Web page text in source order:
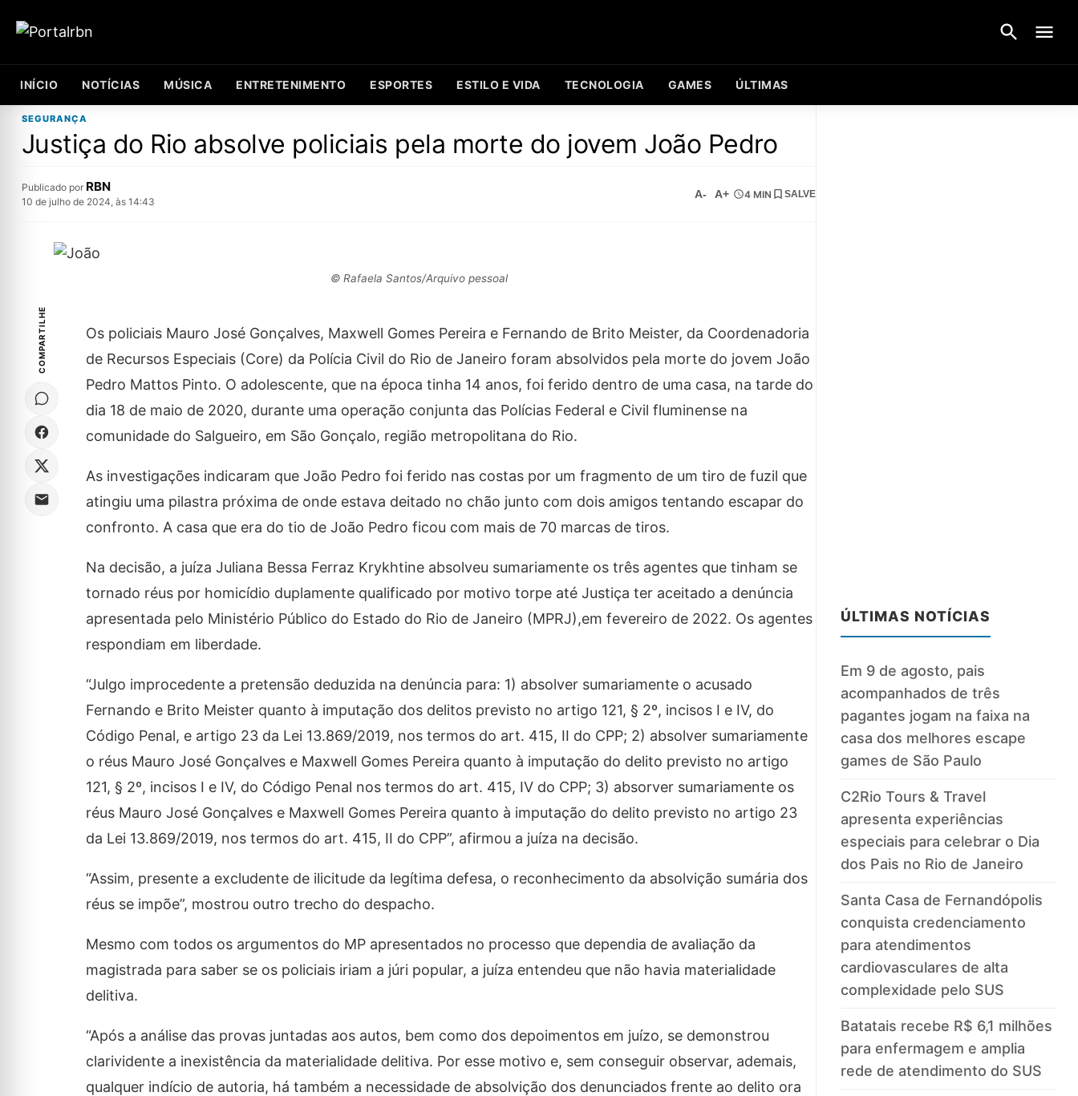
INÍCIO NOTÍCIAS MÚSICA ENTRETENIMENTO ESPORTES ESTILO E VIDA TECNOLOGIA GAMES ÚLTIMAS
SEGURANÇA
Justiça do Rio absolve policiais pela morte do jovem João Pedro
Publicado por RBN
10 de julho de 2024, às 14:43
A- A+ 4 MIN SALVE
© Rafaela Santos/Arquivo pessoal
COMPARTILHE
Os policiais Mauro José Gonçalves, Maxwell Gomes Pereira e Fernando de Brito Meister, da Coordenadoria
de Recursos Especiais (Core) da Polícia Civil do Rio de Janeiro foram absolvidos pela morte do jovem João
Pedro Mattos Pinto. O adolescente, que na época tinha 14 anos, foi ferido dentro de uma casa, na tarde do
dia 18 de maio de 2020, durante uma operação conjunta das Polícias Federal e Civil fluminense na
comunidade do Salgueiro, em São Gonçalo, região metropolitana do Rio.
As investigações indicaram que João Pedro foi ferido nas costas por um fragmento de um tiro de fuzil que
atingiu uma pilastra próxima de onde estava deitado no chão junto com dois amigos tentando escapar do
confronto. A casa que era do tio de João Pedro ficou com mais de 70 marcas de tiros.
Na decisão, a juíza Juliana Bessa Ferraz Krykhtine absolveu sumariamente os três agentes que tinham se
tornado réus por homicídio duplamente qualificado por motivo torpe até Justiça ter aceitado a denúncia
apresentada pelo Ministério Público do Estado do Rio de Janeiro (MPRJ),em fevereiro de 2022. Os agentes
respondiam em liberdade.
“Julgo improcedente a pretensão deduzida na denúncia para: 1) absolver sumariamente o acusado
Fernando e Brito Meister quanto à imputação dos delitos previsto no artigo 121, § 2º, incisos I e IV, do
Código Penal, e artigo 23 da Lei 13.869/2019, nos termos do art. 415, II do CPP; 2) absolver sumariamente
o réus Mauro José Gonçalves e Maxwell Gomes Pereira quanto à imputação do delito previsto no artigo
121, § 2º, incisos I e IV, do Código Penal nos termos do art. 415, IV do CPP; 3) absorver sumariamente os
réus Mauro José Gonçalves e Maxwell Gomes Pereira quanto à imputação do delito previsto no artigo 23
da Lei 13.869/2019, nos termos do art. 415, II do CPP”, afirmou a juíza na decisão.
“Assim, presente a excludente de ilicitude da legítima defesa, o reconhecimento da absolvição sumária dos
réus se impõe”, mostrou outro trecho do despacho.
Mesmo com todos os argumentos do MP apresentados no processo que dependia de avaliação da
magistrada para saber se os policiais iriam a júri popular, a juíza entendeu que não havia materialidade
delitiva.
“Após a análise das provas juntadas aos autos, bem como dos depoimentos em juízo, se demonstrou
clarividente a inexistência da materialidade delitiva. Por esse motivo e, sem conseguir observar, ademais,
qualquer indício de autoria, há também a necessidade de absolvição dos denunciados frente ao delito ora
ÚLTIMAS NOTÍCIAS
Em 9 de agosto, pais
acompanhados de três
pagantes jogam na faixa na
casa dos melhores escape
games de São Paulo
C2Rio Tours & Travel
apresenta experiências
especiais para celebrar o Dia
dos Pais no Rio de Janeiro
Santa Casa de Fernandópolis
conquista credenciamento
para atendimentos
cardiovasculares de alta
complexidade pelo SUS
Batatais recebe R$ 6,1 milhões
para enfermagem e amplia
rede de atendimento do SUS